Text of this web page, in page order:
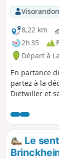
8,22 km
2h 35
Départ à
En partance
partez à la
Dietwiller et
Le